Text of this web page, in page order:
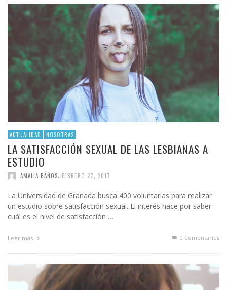
ACTUALIDAD NOSOTRAS
LA SATISFACCIÓN SEXUAL DE LAS LESBIANAS A
ESTUDIO
AMALIA BAÑOS FEBRERO 27, 2017
La Universidad de Granada busca 400 voluntarias para realizar
un estudio sobre satisfacción sexual. El interés nace por saber
cuál es el nivel de satisfacción …
Leer más 0 Comentarios